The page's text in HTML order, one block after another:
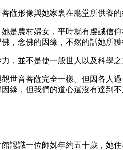
薩形像與她家裏在廳堂所供養
是農村婦女，平時就有虔誠信
，念佛的因緣，不然的話她所獲
，並不是使一般世人以及科學之
世音菩薩完全一樣。但因各人
緣，但我們的道心還沒有達到
認識一位師姊年約五十歲，她